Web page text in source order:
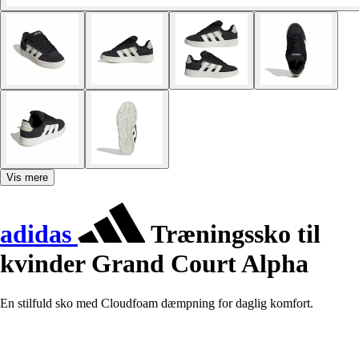
Vis mere
adidas
Træningssko til
kvinder Grand Court Alpha
En stilfuld sko med Cloudfoam dæmpning for daglig komfort.